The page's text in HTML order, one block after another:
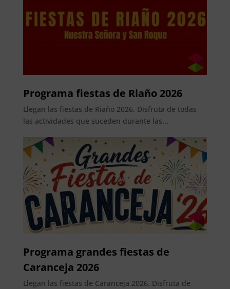
Programa fiestas de Riaño 2026
Llegan las fiestas de Riaño 2026. Disfruta de todas
las actividades que suceden durante las...
Programa grandes fiestas de
Caranceja 2026
Llegan las fiestas de Caranceja 2026. Disfruta de